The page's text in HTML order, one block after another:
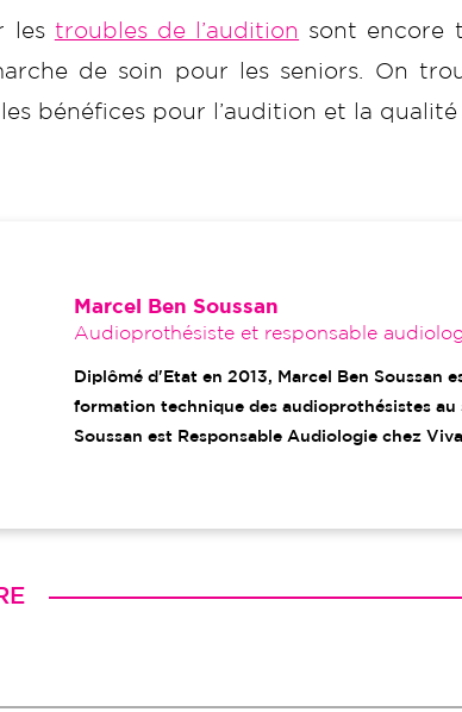
les troubles de l’audition
sont encore
de soin pour les seniors. On
bénéfices pour l’audition et la
Marcel Ben Soussan
Audioprothésiste et responsable
Diplômé d'Etat en 2013, Marcel Ben Soussan
formation technique des audioprothésistes au
Soussan est Responsable Audiologie chez